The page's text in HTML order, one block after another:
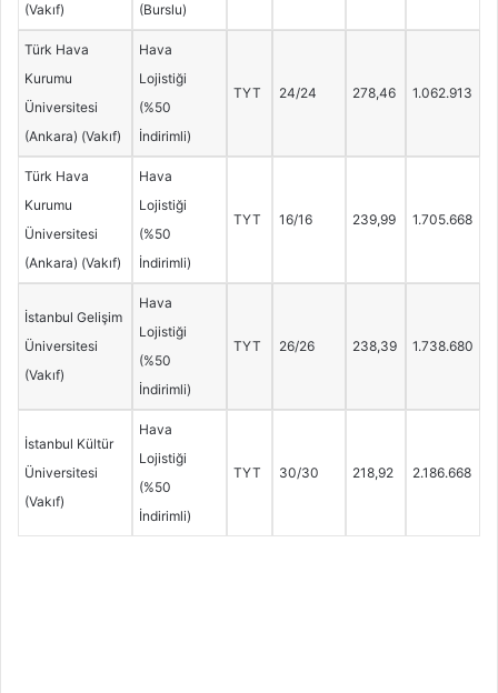
(Vakıf)
(Burslu)
Türk Hava
Kurumu
Üniversitesi
(Ankara) (Vakıf)
Hava
Lojistiği
(%50
İndirimli)
TYT 24/24 278,46 1.062.913
Türk Hava
Kurumu
Üniversitesi
(Ankara) (Vakıf)
Hava
Lojistiği
(%50
İndirimli)
TYT 16/16 239,99 1.705.668
İstanbul Gelişim
Üniversitesi
(Vakıf)
Hava
Lojistiği
(%50
İndirimli)
TYT 26/26 238,39 1.738.680
İstanbul Kültür
Üniversitesi
(Vakıf)
Hava
Lojistiği
(%50
İndirimli)
TYT 30/30 218,92 2.186.668